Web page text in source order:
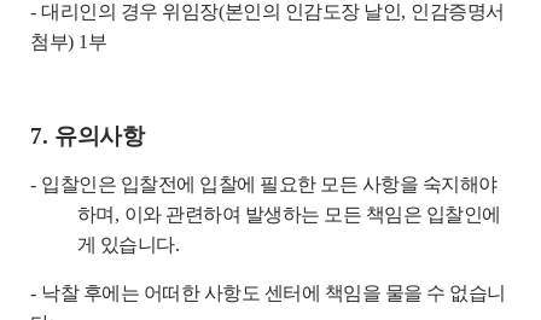
- 대리인의 경우 위임장(본인의 인감도장 날인, 인감증명서
첨부) 1 부
7. 유의사항
- 입찰인은 입찰전에 입찰에 필요한 모든 사항을 숙지해야
하며 , 이와 관련하여 발생하는 모든 책임은 입찰인에
게 있습니다.
- 낙찰 후에는 어떠한 사항도 센터에 책임을 물을 수 없습니